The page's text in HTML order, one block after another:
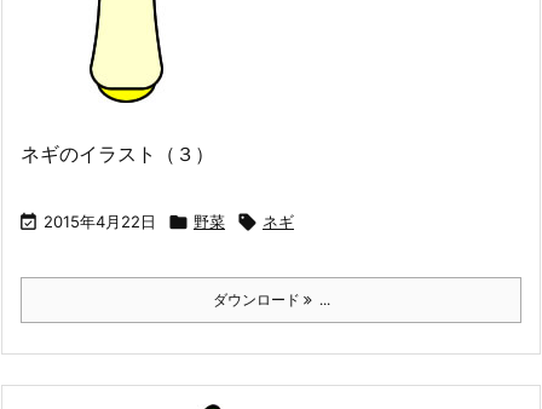
ネギのイラスト（３）
 2015年4月22日  野菜  ネギ
ダウンロード ...